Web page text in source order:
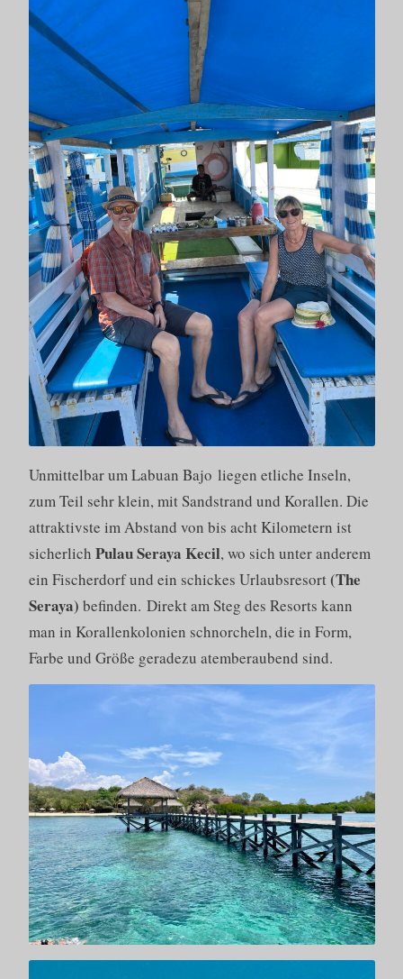
Unmittelbar um Labuan Bajo liegen etliche Inseln,
zum Teil sehr klein, mit Sandstrand und Korallen. Die
attraktivste im Abstand von bis acht Kilometern ist
sicherlich PulauSeraya Kecil, wo sich unter anderem
ein Fischerdorf und ein schickes Urlaubsresort(The
Seraya) befinden. Direkt am Steg des Resorts kann
man in Korallenkolonien schnorcheln, die in Form,
Farbe und Größe geradezu atemberaubend sind.